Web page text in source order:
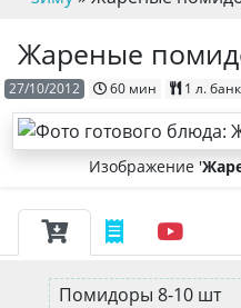
Жареные
27/10/2012 60 мин 1 л.
Изображение '
Помидоры 8-10 шт